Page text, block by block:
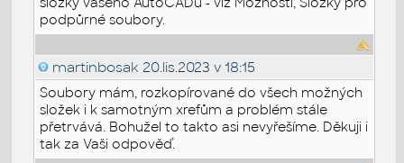
podpůrné soubory.
martinbosak 20.lis.2023 v 18:15
Soubory mám, rozkopírované do všech možných
složek i k samotným xrefům a problém stále
přetrvává. Bohužel to takto asi nevyřešíme. Děkuji i
tak za Vaši odpověď.